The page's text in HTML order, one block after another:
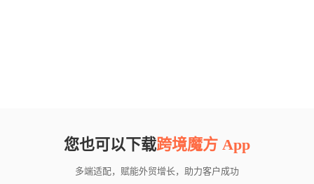
您也可以下载跨境魔方 App
多端适配，赋能外贸增长，助力客户成功